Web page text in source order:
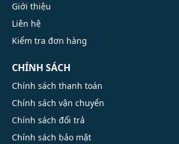
Giới thiệu
Liên hệ
Kiểm tra đơn hàng
CHÍNH SÁCH
Chính sách thanh toán
Chính sách vận chuyển
Chính sách đổi trả
Chính sách bảo mật